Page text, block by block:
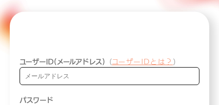
ユーザーID(メールアドレス) （ ユーザーIDとは？ ）
パスワード